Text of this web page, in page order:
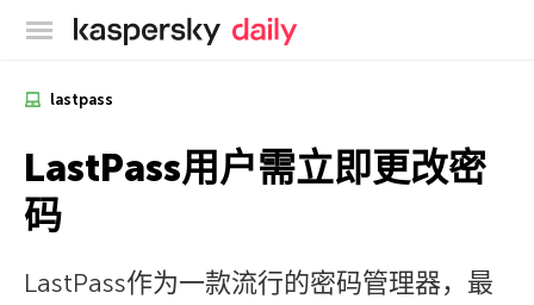
卡巴斯基官方博客
lastpass
LastPass用户需立即更改密
码
LastPass作为一款流行的密码管理器，最